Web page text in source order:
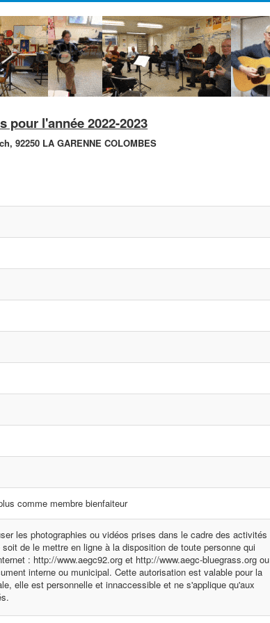
pour l'année 2022-2023
92250 LA GARENNE COLOMBES
comme membre bienfaiteur
les photographies ou vidéos prises dans le cadre des activités
de le mettre en ligne à la disposition de toute personne qui
: http://www.aegc92.org et http://www.aegc-bluegrass.org ou
interne ou municipal. Cette autorisation est valable pour la
elle est personnelle et innaccessible et ne s'applique qu'aux